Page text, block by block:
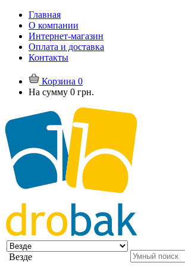
Главная
О компании
Интернет-магазин
Оплата и доставка
Контакты
Корзина 0
На сумму 0 грн.
Везде